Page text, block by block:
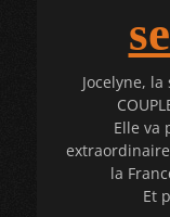
Jocelyne,
Elle va
la
Et